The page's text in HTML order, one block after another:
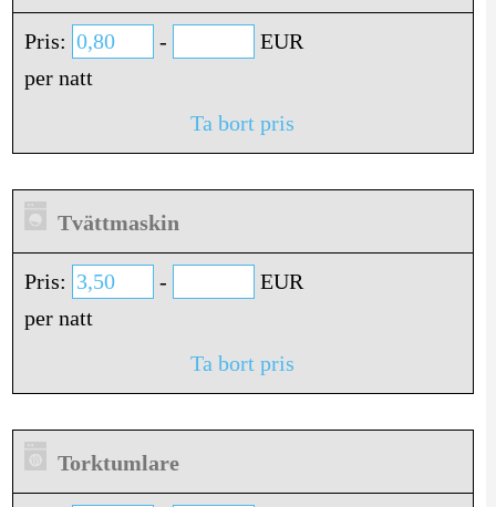
Pris: -
EUR
per natt
Ta bort pris
Tvättmaskin
Pris: -
EUR
per natt
Ta bort pris
Torktumlare